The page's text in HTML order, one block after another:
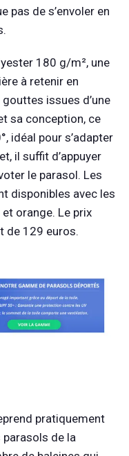
pas de s’envoler en
180 g/m², une
à retenir en
issues d’une
sa conception, ce
idéal pour s’adapter
il suffit d’appuyer
le parasol. Les
disponibles avec les
orange. Le prix
de 129 euros.
pratiquement
de la